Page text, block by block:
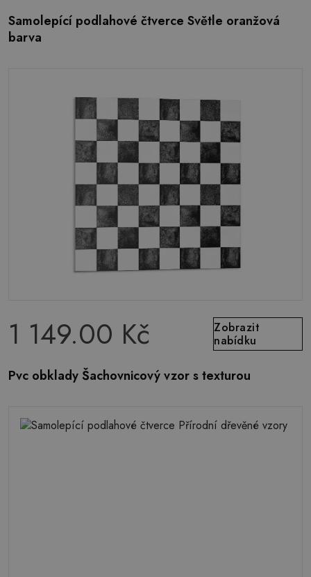
Samolepící podlahové čtverce Světle oranžová
barva
1 149.00 Kč
Zobrazit
nabídku
Pvc obklady Šachovnicový vzor s texturou